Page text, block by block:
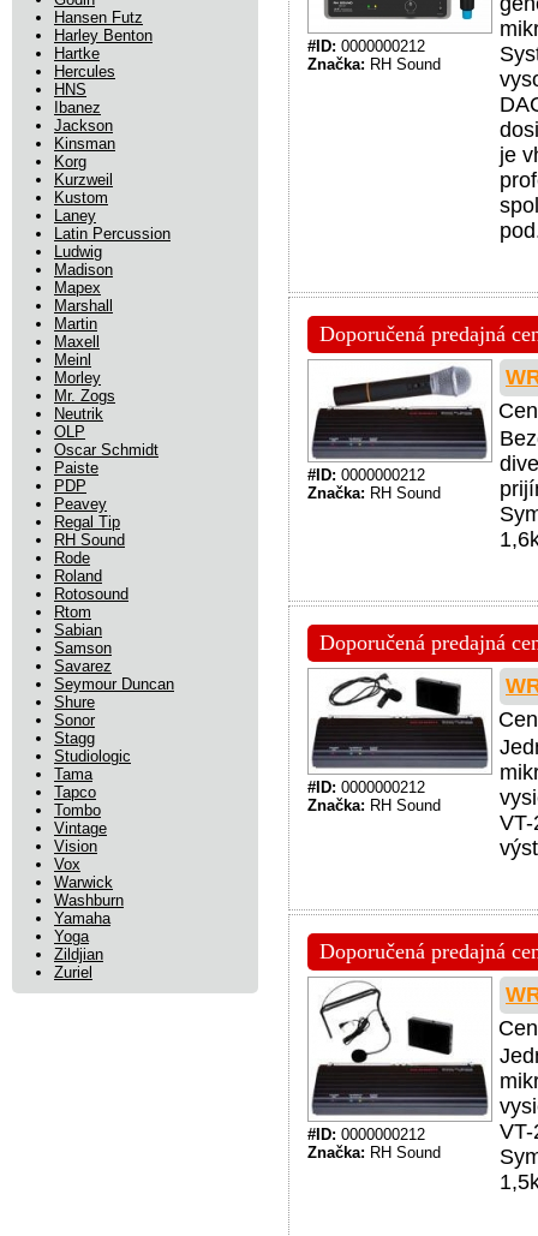
Hansen Futz
Harley Benton
Hartke
Hercules
HNS
Ibanez
Jackson
Kinsman
Korg
Kurzweil
Kustom
Laney
Latin Percussion
Ludwig
Madison
Mapex
Marshall
Martin
Maxell
Meinl
Morley
Mr. Zogs
Neutrik
OLP
Oscar Schmidt
Paiste
PDP
Peavey
Regal Tip
RH Sound
Rode
Roland
Rotosound
Rtom
Sabian
Samson
Savarez
Seymour Duncan
Shure
Sonor
Stagg
Studiologic
Tama
Tapco
Tombo
Vintage
Vision
Vox
Warwick
Washburn
Yamaha
Yoga
Zildjian
Zuriel
#ID: 0000000212
Značka: RH Sound
je
Doporučená predajná
#ID: 0000000212
Značka: RH Sound
Doporučená predajná
#ID: 0000000212
Značka: RH Sound
Doporučená predajná
#ID: 0000000212
Značka: RH Sound